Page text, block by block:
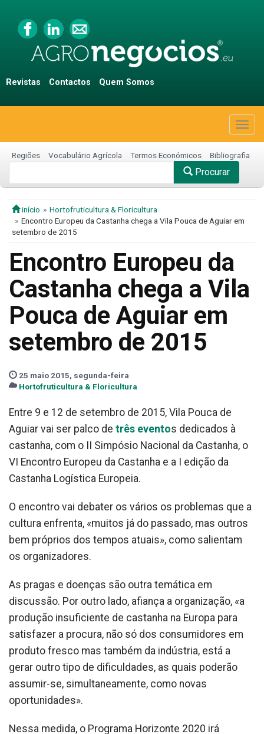
Revistas Contactos Quem Somos
Regiões Vocabulário Agrícola Termos Económicos Bibliografia
Procurar
início
Hortofruticultura & Floricultura
Encontro Europeu da Castanha chega a Vila Pouca de Aguiar em
setembro de 2015
Encontro Europeu da
Castanha chega a Vila
Pouca de Aguiar em
setembro de 2015
25 maio 2015, segunda-feira
Hortofruticultura & Floricultura
Entre 9 e 12 de setembro de 2015, Vila Pouca de
Aguiar vai ser palco de três eventos dedicados à
castanha, com o II Simpósio Nacional da Castanha, o
VI Encontro Europeu da Castanha e a I edição da
Castanha Logística Europeia.
O encontro vai debater os vários os problemas que a
cultura enfrenta, «muitos já do passado, mas outros
bem próprios dos tempos atuais», como salientam
os organizadores.
As pragas e doenças são outra temática em
discussão. Por outro lado, afiança a organização, «a
produção insuficiente de castanha na Europa para
satisfazer a procura, não só dos consumidores em
produto fresco mas também da indústria, está a
gerar outro tipo de dificuldades, as quais poderão
assumir-se, simultaneamente, como novas
oportunidades».
Nessa medida, o Programa Horizonte 2020 irá